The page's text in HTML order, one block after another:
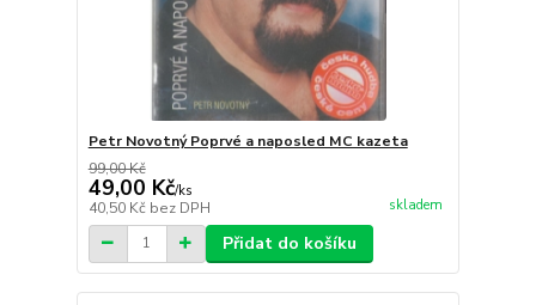
Petr Novotný Poprvé a naposled MC kazeta
99,00 Kč
49,00 Kč/ks
40,50 Kč bez DPH skladem
Přidat do košíku